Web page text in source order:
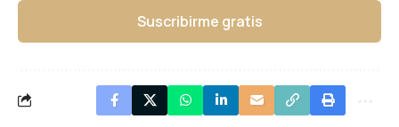
Suscribirme gratis